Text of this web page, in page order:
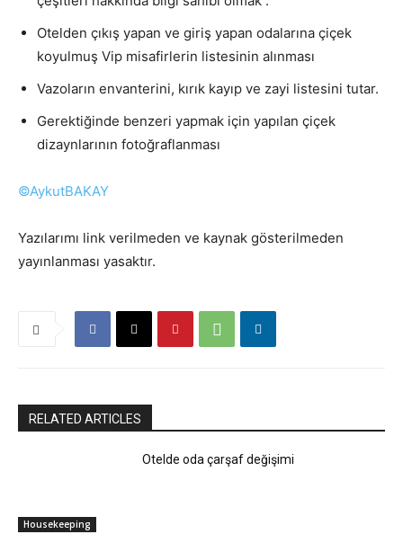
Otelden çıkış yapan ve giriş yapan odalarına çiçek
koyulmuş Vip misafirlerin listesinin alınması
Vazoların envanterini, kırık kayıp ve zayi listesini tutar.
Gerektiğinde benzeri yapmak için yapılan çiçek
dizaynlarının fotoğraflanması
©AykutBAKAY
Yazılarımı link verilmeden ve kaynak gösterilmeden
yayınlanması yasaktır.
RELATED ARTICLES
Housekeeping
Otelde oda çarşaf değişimi